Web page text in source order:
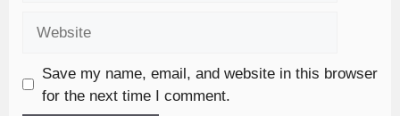
Save my name, email, and website in this browser
for the next time I comment.